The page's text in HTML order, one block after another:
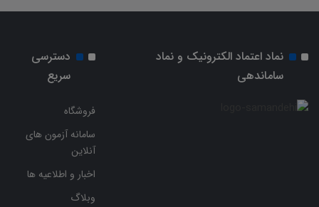
نماد اعتماد الکترونیک و نماد
ساماندهی
دسترسی
سریع
فروشگاه
سامانه آزمون های
آنلاین
اخبار و اطلاعیه ها
وبلاگ